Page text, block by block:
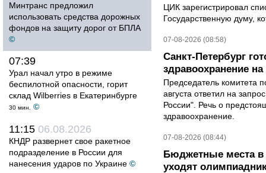
Минтранс предложил
использовать средства дорожных
фондов на защиту дорог от БПЛА
©
07:39
Урал начал утро в режиме
беспилотной опасности, горит
склад Wilberries в Екатеринбурге
30 мин. ©
11:15 06.08.2026
КНДР развернет свое ракетное
подразделение в России для
нанесения ударов по Украине ©
ЦИК зарегистрировал
Государственную думу,
07-08-2026 (08:58)
Санкт-Петербург
здравоохранение на
Председатель комитета
августа ответил на
России". Речь о
здравоохранение.
07-08-2026 (08:44)
Бюджетные места в
уходят